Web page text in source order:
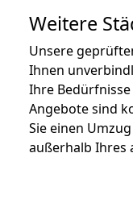
Weitere
Unsere
Ihnen
Ihre
Angebote sind
Sie einen
außerhalb Ihres